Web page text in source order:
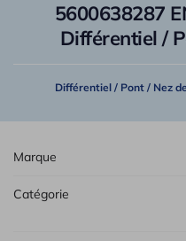
5600638287
Différentiel /
Différentiel / Pont / Nez
Marque
Catégorie